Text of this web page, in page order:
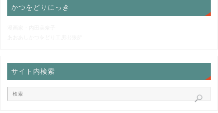
かつをどりにっき
サイト内検索